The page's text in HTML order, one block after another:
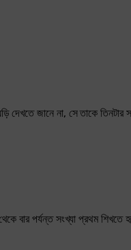
দেখতে জানে না, সে তাকে
বার পর্যন্ত সংখ্যা প্রথম শিখতে